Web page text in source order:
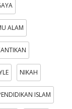
ALAM
NIKAH
ISLAM